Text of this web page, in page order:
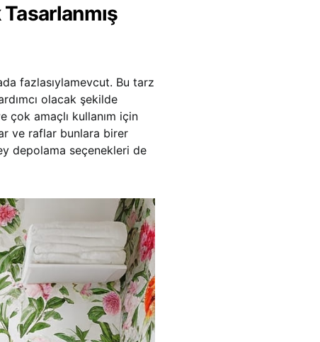
fazlasıylamevcut. Bu tarz
olacak şekilde
çok amaçlı kullanım için
ve raflar bunlara birer
depolama seçenekleri de